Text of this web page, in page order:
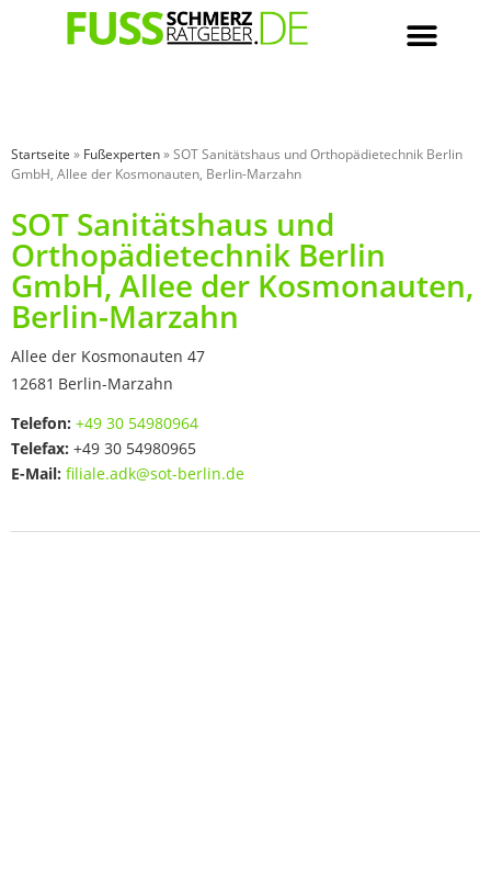
Startseite » Fußexperten»SOT Sanitätshaus und Orthopädietechnik Berlin
GmbH, Allee der Kosmonauten, Berlin-Marzahn
SOT Sanitätshaus und
Orthopädietechnik Berlin
GmbH, Allee der Kosmonauten,
Berlin-Marzahn
Allee der Kosmonauten 47
12681 Berlin-Marzahn
Telefon: +49 30 54980964
Telefax: +49 30 54980965
E-Mail: filiale.adk@sot-berlin.de